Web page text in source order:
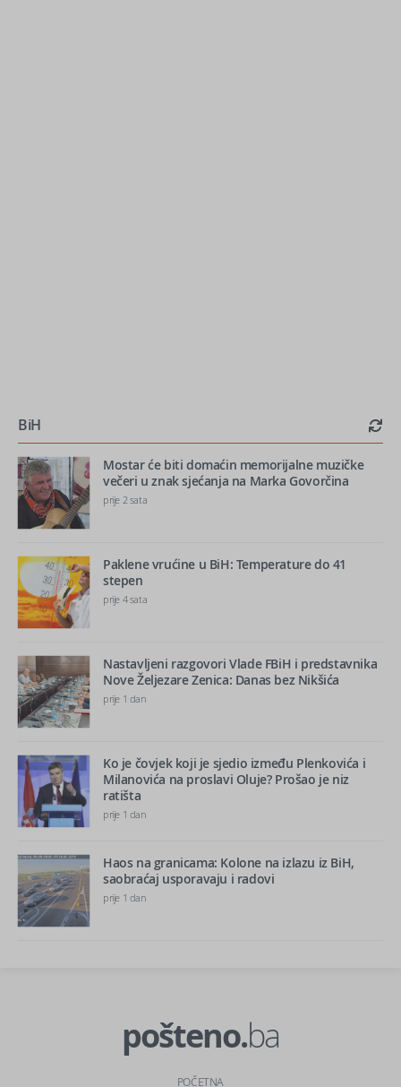
BiH
Mostar će biti domaćin memorijalne muzičke
večeri u znak sjećanja na Marka Govorčina
prije 2 sata
Paklene vrućine u BiH: Temperature do 41
stepen
prije 4 sata
Nastavljeni razgovori Vlade FBiH i predstavnika
Nove Željezare Zenica: Danas bez Nikšića
prije 1 dan
Ko je čovjek koji je sjedio između Plenkovića i
Milanovića na proslavi Oluje? Prošao je niz
ratišta
prije 1 dan
Haos na granicama: Kolone na izlazu iz BiH,
saobraćaj usporavaju i radovi
prije 1 dan
pošteno.ba
POČETNA